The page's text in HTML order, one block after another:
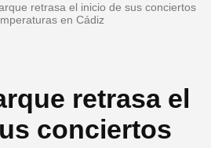
retrasa el inicio de sus conciertos
en Cádiz
retrasa el
conciertos